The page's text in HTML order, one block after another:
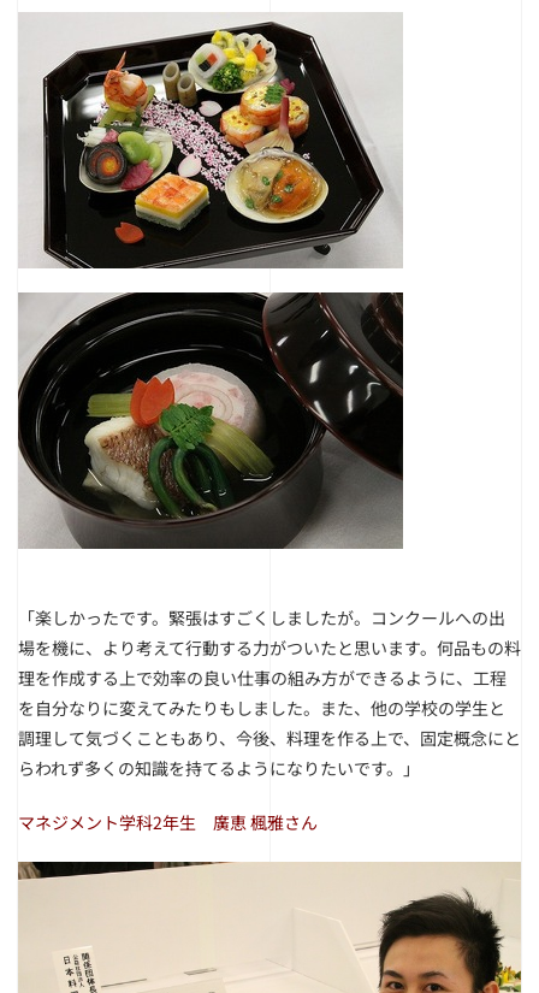
「楽しかったです。緊張はすごくしましたが。コンクールへの出
場を機に、より考えて行動する力がついたと思います。何品もの料
理を作成する上で効率の良い仕事の組み方ができるように、工程
を自分なりに変えてみたりもしました。また、他の学校の学生と
調理して気づくこともあり、今後、料理を作る上で、固定概念にと
らわれず多くの知識を持てるようになりたいです。」
マネジメント学科2年生 廣恵 楓雅さん